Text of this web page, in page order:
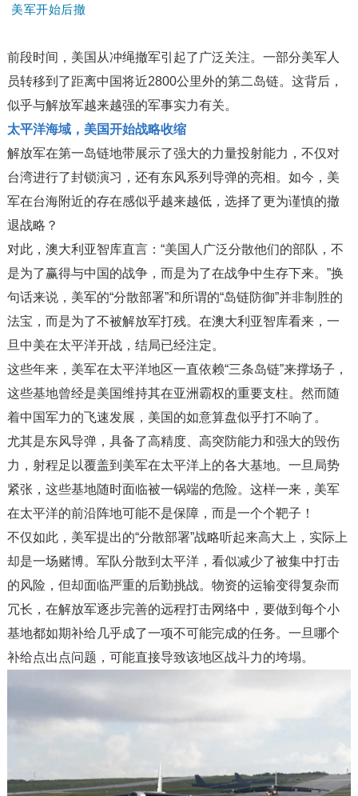
美军开始后撤
前段时间，美国从冲绳撤军引起了广泛关注。一部分美军人
员转移到了距离中国将近2800公里外的第二岛链。这背后，
似乎与解放军越来越强的军事实力有关。
太平洋海域，美国开始战略收缩
解放军在第一岛链地带展示了强大的力量投射能力，不仅对
台湾进行了封锁演习，还有东风系列导弹的亮相。如今，美
军在台海附近的存在感似乎越来越低，选择了更为谨慎的撤
退战略？
对此，澳大利亚智库直言：“美国人广泛分散他们的部队，不
是为了赢得与中国的战争，而是为了在战争中生存下来。”换
句话来说，美军的“分散部署”和所谓的“岛链防御”并非制胜的
法宝，而是为了不被解放军打残。在澳大利亚智库看来，一
旦中美在太平洋开战，结局已经注定。
这些年来，美军在太平洋地区一直依赖“三条岛链”来撑场子，
这些基地曾经是美国维持其在亚洲霸权的重要支柱。然而随
着中国军力的飞速发展，美国的如意算盘似乎打不响了。
尤其是东风导弹，具备了高精度、高突防能力和强大的毁伤
力，射程足以覆盖到美军在太平洋上的各大基地。一旦局势
紧张，这些基地随时面临被一锅端的危险。这样一来，美军
在太平洋的前沿阵地可能不是保障，而是一个个靶子！
不仅如此，美军提出的“分散部署”战略听起来高大上，实际上
却是一场赌博。军队分散到太平洋，看似减少了被集中打击
的风险，但却面临严重的后勤挑战。物资的运输变得复杂而
冗长，在解放军逐步完善的远程打击网络中，要做到每个小
基地都如期补给几乎成了一项不可能完成的任务。一旦哪个
补给点出点问题，可能直接导致该地区战斗力的垮塌。